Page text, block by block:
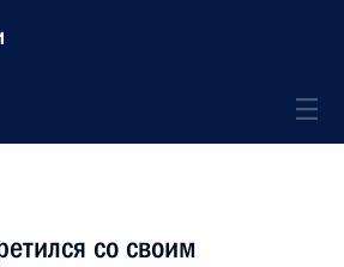
со своим